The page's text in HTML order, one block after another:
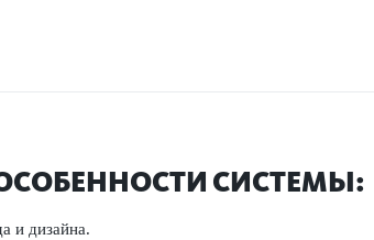
СИСТЕМЫ:
и дизайна.